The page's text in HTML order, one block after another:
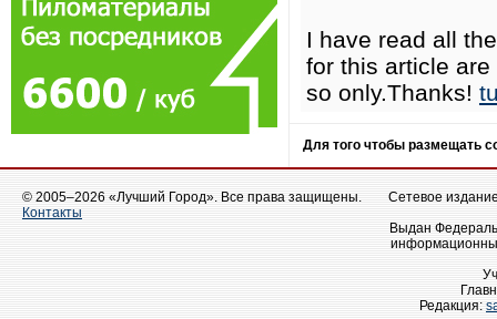
I have read all
for this article
so only.Thanks!
Для того чтобы размещать
© 2005–2026 «Лучший Город». Все права защищены.
Контакты
Сетевое
Выдан
Редакция: